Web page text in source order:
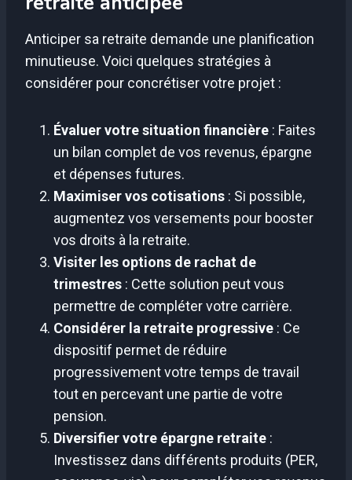
Anticiper sa retraite demande une planification
minutieuse. Voici quelques stratégies à
considérer pour concrétiser votre projet :
Évaluer votre situation financière : Faites
un bilan complet de vos revenus, épargne
et dépenses futures.
Maximiser vos cotisations : Si possible,
augmentez vos versements pour booster
vos droits à la retraite.
Visiter les options de rachat de
trimestres : Cette solution peut vous
permettre de compléter votre carrière.
Considérer la retraite progressive : Ce
dispositif permet de réduire
progressivement votre temps de travail
tout en percevant une partie de votre
pension.
Diversifier votre épargne retraite :
Investissez dans différents produits (PER,